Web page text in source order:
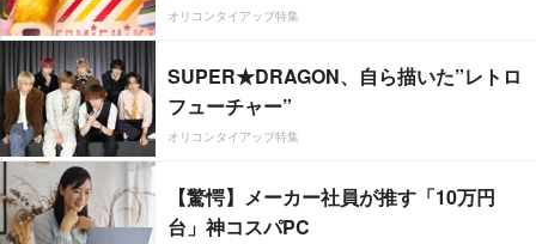
オリコンタイアップ特集
SUPER★DRAGON、自ら描いた”レトロ
フューチャー”
オリコンタイアップ特集
【驚愕】メーカー社員が推す「10万円
台」神コスパPC